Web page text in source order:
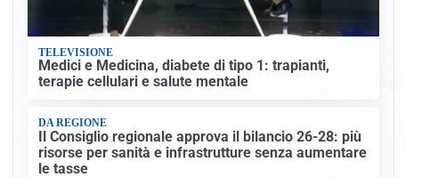
TELEVISIONE
Medici e Medicina, diabete di tipo 1: trapianti,
terapie cellulari e salute mentale
DA REGIONE
Il Consiglio regionale approva il bilancio 26-28: più
risorse per sanità e infrastrutture senza aumentare
le tasse